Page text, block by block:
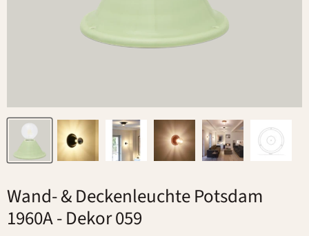
Wand- & Deckenleuchte Potsdam
1960A- Dekor 059